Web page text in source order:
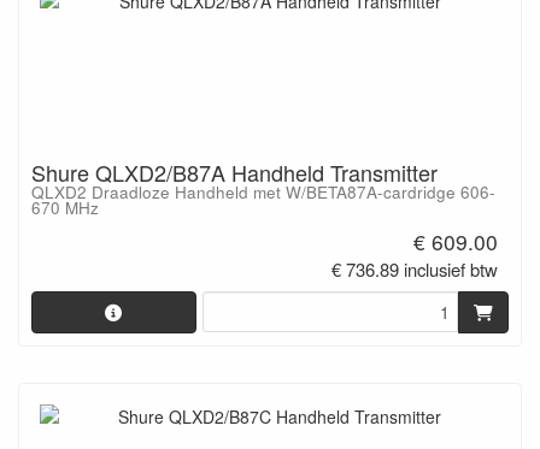
Shure QLXD2/B87A Handheld Transmitter
QLXD2 Draadloze Handheld met W/BETA87A-cardridge 606-
670 MHz
€ 609.00
€ 736.89 inclusief btw